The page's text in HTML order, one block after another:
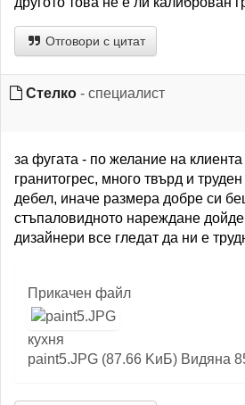
Отговори с цитат
Стелко - специалист
за фугата - по желание на
гранитогрес, много твърд и
дебел, иначе размера добре си
стъпаловидното нареждане дойде
дизайнери все гледат да ни е
Прикачен файл
кухня
paint5.JPG (87.66 KиБ) Видяна